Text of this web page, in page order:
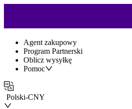
Agent zakupowy
Program Partnerski
Oblicz wysyłkę
Pomoc
Polski-CNY